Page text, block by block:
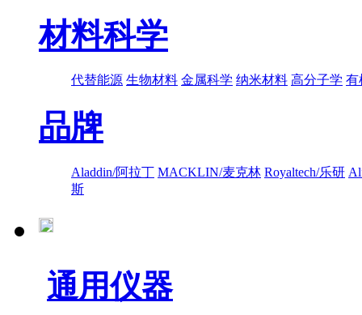
材料科学
代替能源 生物材料 金属科学 纳米材料 高分子学 有
品牌
Aladdin/阿拉丁 MACKLIN/麦克林 Royaltech/乐研
斯
通用仪器